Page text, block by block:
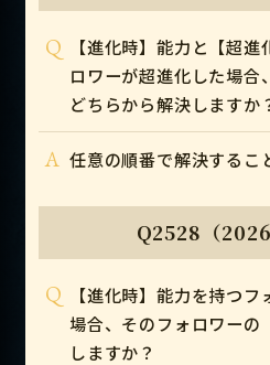
Q
【進化時】能力と【超
ロワーが超進化した場
どちらから解決しますか
A 任意の順番で解決するこ
Q2528（
Q
【進化時】能力を持つ
場合、そのフォロワーの
しますか？